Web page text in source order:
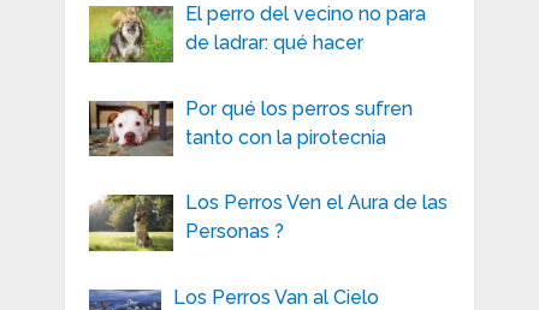
El perro del vecino no para
de ladrar: qué hacer
Por qué los perros sufren
tanto con la pirotecnia
Los Perros Ven el Aura de las
Personas ?
Los Perros Van al Cielo